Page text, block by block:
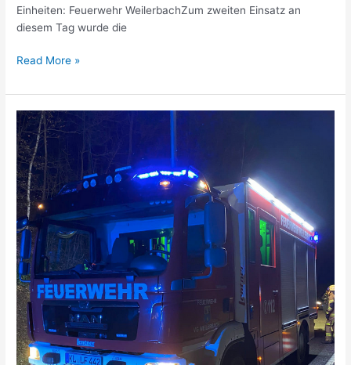
Einheiten: Feuerwehr WeilerbachZum zweiten Einsatz an
diesem Tag wurde die
Read More »
Verkehrsunfall